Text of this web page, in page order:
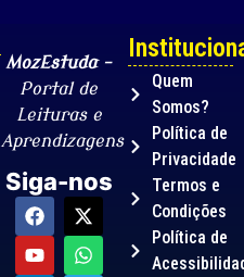
MozEstuda–
Portal de
Leituras e
Aprendizagens
Siga-nos
Quem
Somos?
Política de
Privacidade
Termos e
Condições
Política de